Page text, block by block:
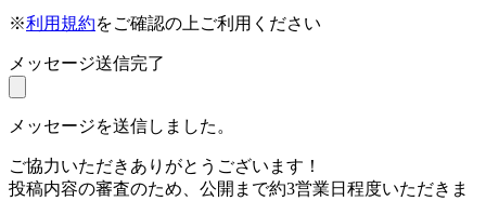
※利用規約をご確認の上ご利用ください
メッセージ送信完了
メッセージを送信しました。
ご協力いただきありがとうございます！
投稿内容の審査のため、公開まで約3営業日程度いただきま